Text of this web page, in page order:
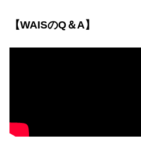
【WAISのQ＆A】